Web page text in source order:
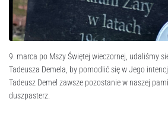
9. marca po Mszy Świętej wieczornej, udaliśmy
Tadeusza Demela, by pomodlić się w Jego
Tadeusz Demel zawsze pozostanie w naszej
duszpasterz.